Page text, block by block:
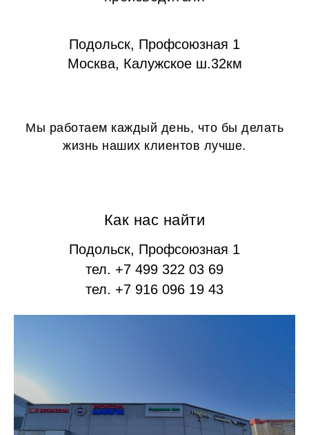
Подольск, Профсоюзная 1
Москва, Калужское ш.32км
Мы работаем каждый день, что бы делать
жизнь наших клиентов лучше.
Как нас найти
Подольск, Профсоюзная 1
тел. +7 499 322 03 69
тел. +7 916 096 19 43